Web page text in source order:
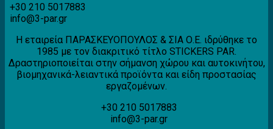
+30 210 5017883
info@3-par.gr
Η εταιρεία ΠΑΡΑΣΚΕΥΟΠΟΥΛΟΣ & ΣΙΑ Ο.Ε. ιδρύθηκε το
1985 με τον διακριτικό τίτλο STICKERS PAR.
Δραστηριοποιείται στην σήμανση χώρου και αυτοκινήτου,
βιομηχανικά-λειαντικά προϊόντα και είδη προστασίας
εργαζομένων.
+30 210 5017883
info@3-par.gr